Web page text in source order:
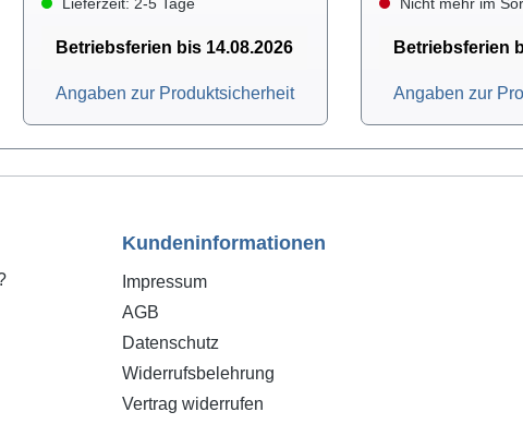
Einstellung dafür ist kinderleicht:
einschalten, die gewünschte
Dauer auswählen und schon läuft
der Countdown. Natürlich erlaubt
der Timer auch das manuelle
hinaus bietet der Countdown
Timer die Möglichkeit einen
Countdown täglich wiederholen zu
lassen. Dafür reicht es -während
"REPEAT" an der Zeitschaltuhr zu
drücken und der Countdown wird
Lieferzeit: 2-5 Tage
Betriebsferien bis 14.08.2026
Angaben zur Produktsicherheit
Nicht mehr im
Betriebsferien
Angaben zur
Kundeninformationen
Impressum
AGB
Datenschutz
Widerrufsbelehrung
Vertrag widerrufen